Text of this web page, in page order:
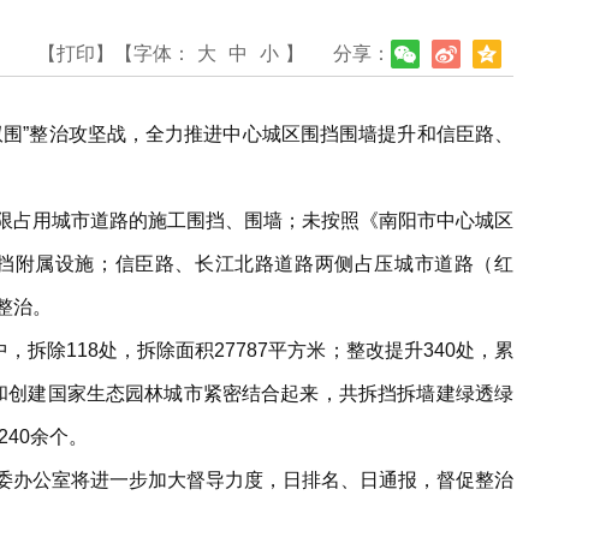
分享：
【打印】 【字体： 大 中 小 】
”整治攻坚战，全力推进中心城区围挡围墙提升和信臣路、
用城市道路的施工围挡、围墙；未按照《南阳市中心城区
附属设施；信臣路、长江北路道路两侧占压城市道路（红
。
拆除118处，拆除面积27787平方米；整改提升340处，累
建国家生态园林城市紧密结合起来，共拆挡拆墙建绿透绿
余个。
公室将进一步加大督导力度，日排名、日通报，督促整治